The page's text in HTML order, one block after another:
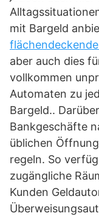
mit Bargeld
aber auch dies
vollkommen
Automaten zu
Bargeld..
Bankgeschäfte
üblichen
regeln. So
zugängliche
Kunden